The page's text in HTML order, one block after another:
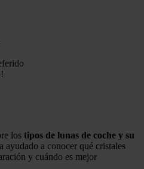
los tipos de lunas de coche y su
ayudado a conocer qué cristales
y cuándo es mejor